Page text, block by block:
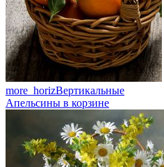
more_horizВертикальные
Апельсины в корзине